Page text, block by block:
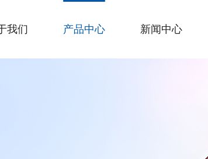
我们 产品中心 新闻中心